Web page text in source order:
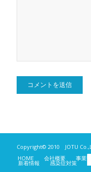
Copyright© 2010 JOTU
HOME
会社概要 事業部
新着情報 感染症対策